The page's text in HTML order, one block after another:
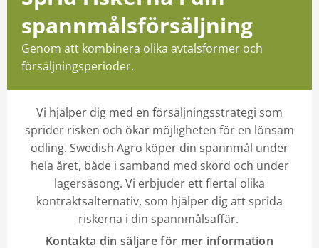
spannmålsförsäljning
Genom att kombinera olika avtalsformer och
försäljningsperioder.
Vi hjälper dig med en försäljningsstrategi som
sprider risken och ökar möjligheten för en lönsam
odling. Swedish Agro köper din spannmål under
hela året, både i samband med skörd och under
lagersäsong. Vi erbjuder ett flertal olika
kontraktsalternativ, som hjälper dig att sprida
riskerna i din spannmålsaffär.
Kontakta din säljare för mer information
Kontakt
Mina sidor